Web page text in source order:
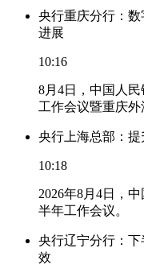
央行重庆分行：
进展
10:16
8月4日，中国人
工作会议暨重庆外
央行上海总部：提
10:18
2026年8月4日，
半年工作会议。
央行辽宁分行：
效